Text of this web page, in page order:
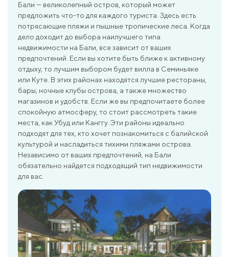
Бали — великолепный остров, который может
предложить что-то для каждого туриста. Здесь есть
потрясающие пляжи и пышные тропические леса. Когда
дело доходит до выбора наилучшего типа
недвижимости на Бали, все зависит от ваших
предпочтений. Если вы хотите быть ближе к активному
отдыху, то лучшим выбором будет вилла в Семиньяке
или Куте. В этих районах находятся лучшие рестораны,
бары, ночные клубы острова, а также множество
магазинов и удобств. Если же вы предпочитаете более
спокойную атмосферу, то стоит рассмотреть такие
места, как Убуд или Канггу. Эти районы идеально
подходят для тех, кто хочет познакомиться с балийской
культурой и насладиться тихими пляжами острова.
Независимо от ваших предпочтений, на Бали
обязательно найдется подходящий тип недвижимости
для вас.